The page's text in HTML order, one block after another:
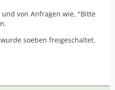
von Anfragen wie, "Bitte
soeben freigeschaltet.